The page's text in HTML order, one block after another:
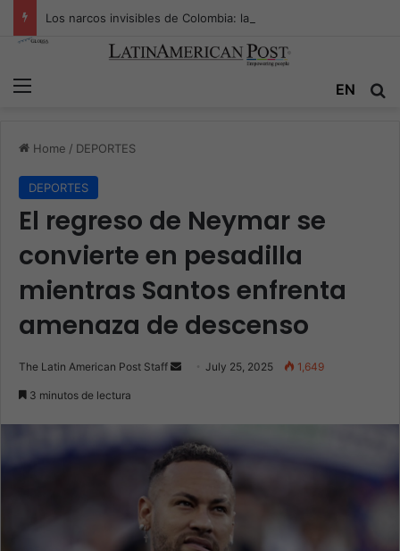
Menu EN
Home / DEPORTES
DEPORTES
El regreso de Neymar se
convierte en pesadilla
mientras Santos enfrenta
amenaza de descenso
The Latin American Post Staff
SendJuly 25, 2025 1,649
3 minutos de lectura